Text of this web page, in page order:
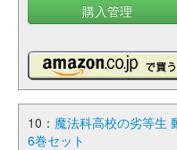
購入管理
10： 魔法科高校の劣等
6巻セット